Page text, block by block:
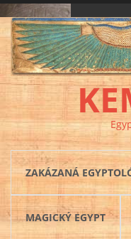
Skočiť na hlavný obsah
ZAKÁZANÁ
MAGICKÝ EGYPT